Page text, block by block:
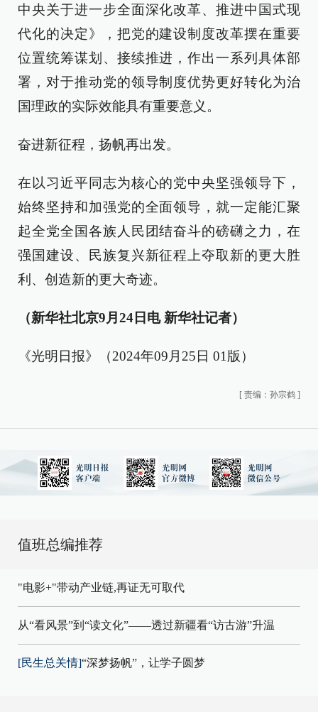
中央关于进一步全面深化改革、推进中国式现
代化的决定》，把党的建设制度改革摆在重要
位置统筹谋划、接续推进，作出一系列具体部
署，对于推动党的领导制度优势更好转化为治
国理政的实际效能具有重要意义。
奋进新征程，扬帆再出发。
在以习近平同志为核心的党中央坚强领导下，
始终坚持和加强党的全面领导，就一定能汇聚
起全党全国各族人民团结奋斗的磅礴之力，在
强国建设、民族复兴新征程上夺取新的更大胜
利、创造新的更大奇迹。
（新华社北京9月24日电 新华社记者）
《光明日报》（2024年09月25日 01版）
[ 责编：孙宗鹤 ]
值班总编推荐
"电影+"带动产业链,再证无可取代
从“看风景”到“读文化”——透过新疆看“访古游”升温
[民生总关情]“深梦扬帆”，让学子圆梦